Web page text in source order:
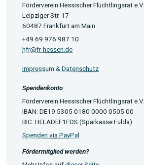
Förderverein Hessischer Flüchtlingsrat e.V.
Leipziger Str. 17
60487 Frankfurt am Main
+49 69 976 987 10
hfr@fr-hessen.de
Impressum & Datenschutz
Spendenkonto
Förderverein Hessischer Flüchtlingsrat e.V.
IBAN: DE19 5305 0180 0000 0505 00
BIC: HELADEF1FDS (Sparkasse Fulda)
Spenden via PayPal
Fördermitglied werden?